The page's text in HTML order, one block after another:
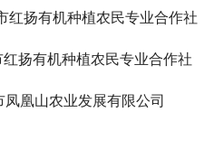
扬有机种植农民专业合作社
扬有机种植农民专业合作社
凰山农业发展有限公司